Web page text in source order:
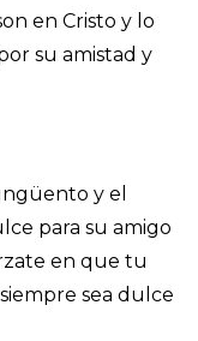
en Cristo y lo
su amistad y
y el
para su amigo
en que tu
sea dulce